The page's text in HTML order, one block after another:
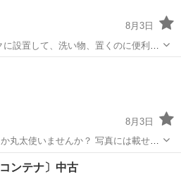
8月3日
設置して、洗い物、置くのに便利で
8月3日
丸太使いませんか？ 写真には載せて
戸市 で直接取引き出来る方気軽に連
いいたします。
家庭用品 丸太
ンテナ〕中古